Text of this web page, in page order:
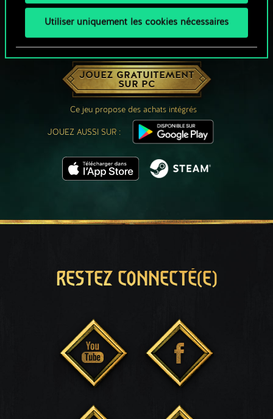
Utiliser uniquement les cookies nécessaires
UNE PETITE PARTIE DE GWENT ?
JOUEZ GRATUITEMENT
SUR PC
Ce jeu propose des achats intégrés
JOUEZ AUSSI SUR :
RESTEZ CONNECTÉ(E)